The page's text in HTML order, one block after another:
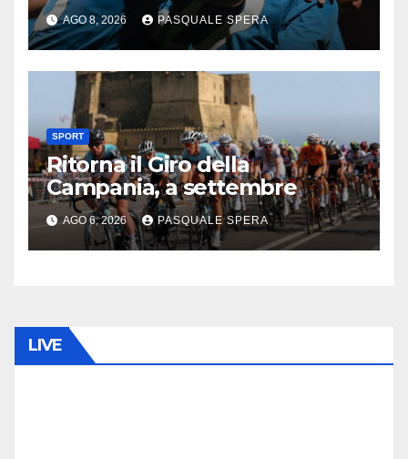
AGO 8, 2026 PASQUALE SPERA
SPORT
Ritorna il Giro della
Campania, a settembre
AGO 6, 2026 PASQUALE SPERA
LIVE